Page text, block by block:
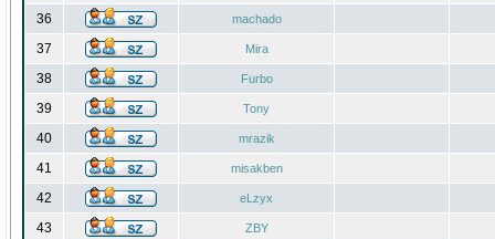
36 machado
37 Mira
38 Furbo
39 Tony
40 mrazik
41 misakben
42 eLzyx
43 ZBY